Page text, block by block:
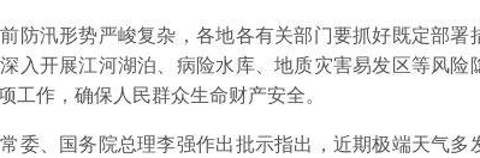
汛形势严峻复杂，各地各有关部门要抓好既定部署
入开展江河湖泊、病险水库、地质灾害易发区等风险
工作，确保人民群众生命财产安全。
、国务院总理李强作出批示指出，近期极端天气多